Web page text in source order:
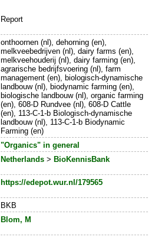
Report
onthoornen (nl), dehorning (en),
melkveebedrijven (nl), dairy farms (en),
melkveehouderij (nl), dairy farming (en),
agrarische bedrijfsvoering (nl), farm
management (en), biologisch-dynamische
landbouw (nl), biodynamic farming (en),
biologische landbouw (nl), organic farming
(en), 608-D Rundvee (nl), 608-D Cattle
(en), 113-C-1-b Biologisch-dynamische
landbouw (nl), 113-C-1-b Biodynamic
Farming (en)
"Organics" in general
Netherlands> BioKennisBank
https://edepot.wur.nl/179565
BKB
Blom, M